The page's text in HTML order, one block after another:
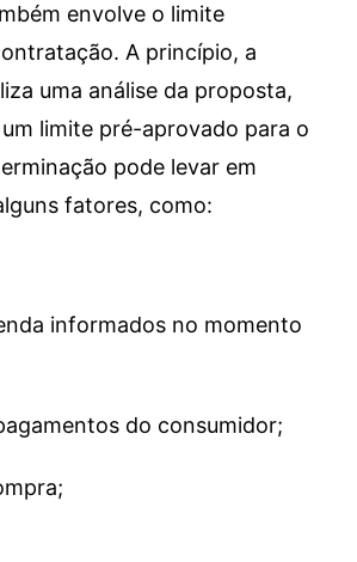
envolve o limite
A princípio, a
uma análise da proposta,
limite pré-aprovado para o
pode levar em
fatores, como:
informados no momento
do consumidor;